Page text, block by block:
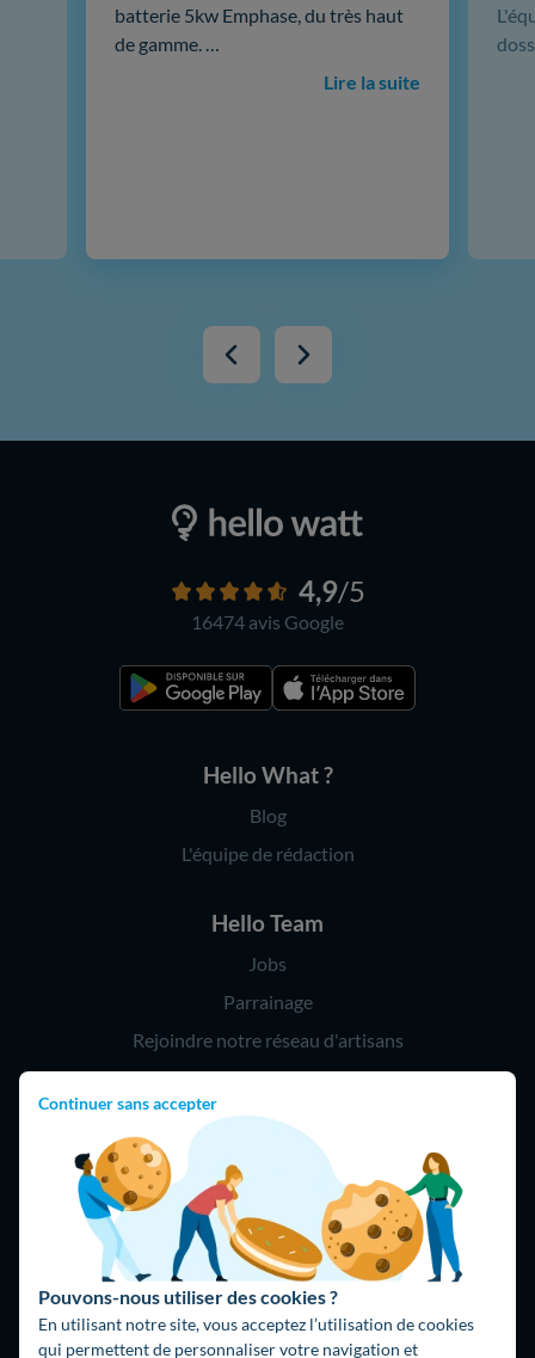
Continuer sans accepter
Pouvons-nous utiliser des cookies ?
En utilisant notre site, vous acceptez l’utilisation de cookies
qui permettent de personnaliser votre navigation et
batterie 5kw Emphase, du très haut
de gamme. …
Lire la suite
4,9/5
16474 avis Google
Hello What ?
Blog
L'équipe de rédaction
Hello Team
Jobs
Parrainage
Rejoindre notre réseau d'artisans
Hello !
09 75 18 60 60
(8h-21h)
75018 Paris